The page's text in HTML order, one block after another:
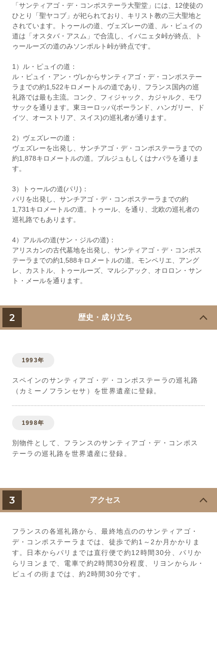
「サンティアゴ・デ・コンポステーラ大聖堂」には、12使徒の
ひとり「聖ヤコブ」が祀られており、キリスト教の三大聖地と
されています。トゥールの道、ヴェズレーの道、ル・ピュイの
道は「オスタバ・アスム」で合流し、イバニェタ峠が終点、ト
ゥールーズの道のみソンポルト峠が終点です。
1）ル・ピュイの道：
ル・ピュイ・アン・ヴレからサンティアゴ・デ・コンポステー
ラまでの約1,522キロメートルの道であり、フランス国内の巡
礼路では最も主流。コンク、フィジャック、カジャルク、モワ
サックを通ります。東ヨーロッパ(ポーランド、ハンガリー、ド
イツ、オーストリア、スイス)の巡礼者が通ります。
2）ヴェズレーの道：
ヴェズレーを出発し、サンチアゴ・デ・コンポステーラまでの
約1,878キロメートルの道。ブルジュもしくはナバラを通りま
す。
3）トゥールの道(パリ)：
パリを出発し、サンチアゴ・デ・コンポステーラまでの約
1,731キロメートルの道。トゥール、を通り、北欧の巡礼者の
巡礼路でもあります。
4）アルルの道(サン・ジルの道)：
アリスカンの古代墓地を出発し、サンティアゴ・デ・コンポス
テーラまでの約1,588キロメートルの道。モンペリエ、アング
レ、カストル、トゥールーズ、マルシアック、オロロン・サン
ト・メールを通ります。
2 歴史・成り立ち
1993年
スペインのサンティアゴ・デ・コンポステーラの巡礼路
（カミーノフランセサ）を世界遺産に登録。
1998年
別物件として、フランスのサンティアゴ・デ・コンポス
テーラの巡礼路を世界遺産に登録。
3 アクセス
フランスの各巡礼路から、最終地点ののサンティアゴ・
デ・コンポステーラまでは、徒歩で約1～2か月かかりま
す。日本からパリまでは直行便で約12時間30分、パリか
らリヨンまで、電車で約2時間30分程度、リヨンからル・
ピュイの街までは、約2時間30分です。